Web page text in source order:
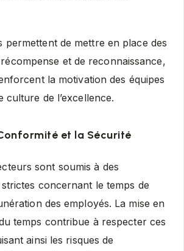
permettent de mettre en place des
et de reconnaissance,
la motivation des équipes
culture de l’excellence.
et la Sécurité
sont soumis à des
concernant le temps de
des employés. La mise en
temps contribue à respecter ces
ainsi les risques de